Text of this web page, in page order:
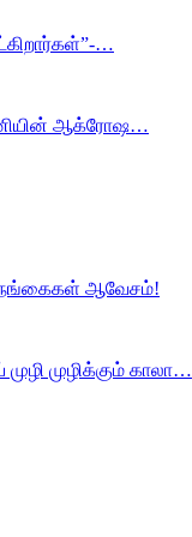
…
ஆக்ரோஷ…
ஆவேசம்!
முழிக்கும் காலா…